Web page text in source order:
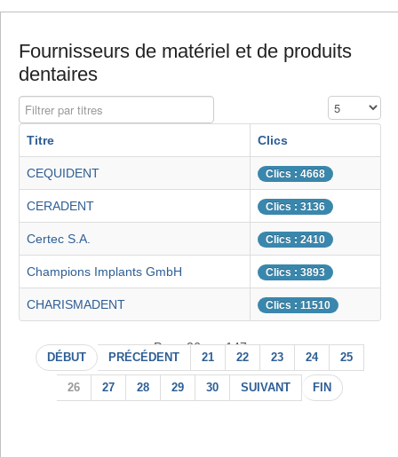
Fournisseurs de matériel et de produits
dentaires
Filtrer par titres Affichage #
Titre Clics
CEQUIDENT Clics : 4668
CERADENT Clics : 3136
Certec S.A. Clics : 2410
Champions Implants GmbH Clics : 3893
CHARISMADENT Clics : 11510
Page 26 sur 147
DÉBUT PRÉCÉDENT 21 22 23 24 25
26 27 28 29 30 SUIVANT FIN